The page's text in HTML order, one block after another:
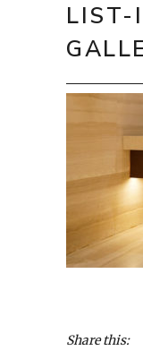
LIST-
Share this: